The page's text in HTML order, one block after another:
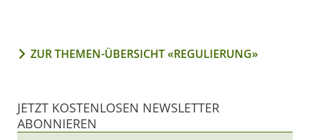
ZUR THEMEN-ÜBERSICHT «REGULIERUNG»
JETZT KOSTENLOSEN NEWSLETTER
ABONNIEREN